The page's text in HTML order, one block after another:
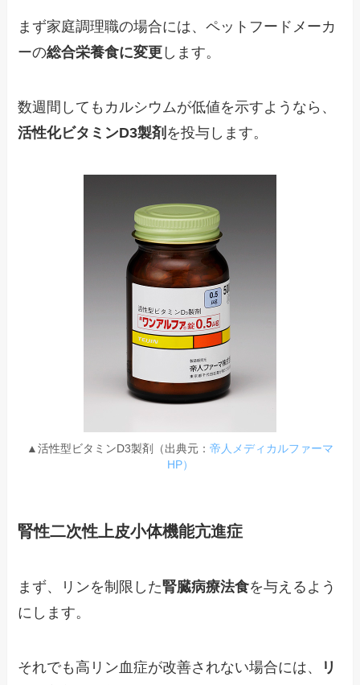
まず家庭調理職の場合には、ペットフードメーカ
ーの総合栄養食に変更 します。
数週間してもカルシウムが低値を示すようなら、
活性化ビタミンD3製剤 を投与します。
▲活性型ビタミンD3製剤（出典元： 帝人メディカルファーマ
HP）
腎性二次性上皮小体機能亢進症
まず、リンを制限した腎臓病療法食を与えるよう
にします。
それでも高リン血症が改善されない場合には、
リ